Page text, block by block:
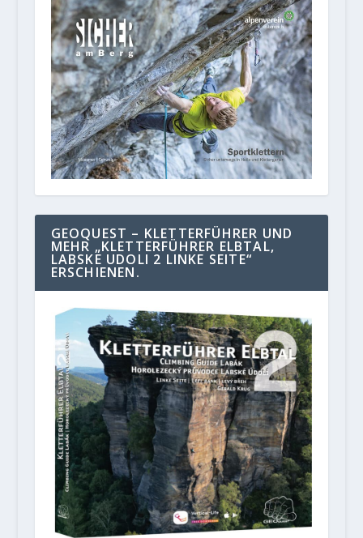
GEOQUEST – KLETTERFÜHRER UND
MEHR „KLETTERFÜHRER ELBTAL,
LABSKE UDOLI 2 LINKE SEITE“
ERSCHIENEN.